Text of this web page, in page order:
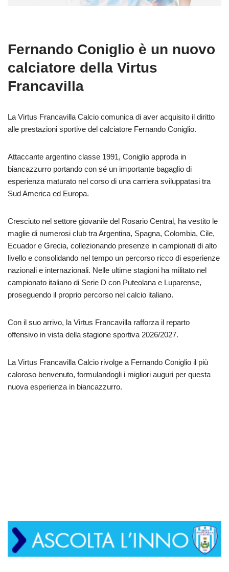
Fernando Coniglio è un nuovo
calciatore della Virtus
Francavilla
La Virtus Francavilla Calcio comunica di aver acquisito il diritto
alle prestazioni sportive del calciatore Fernando Coniglio.
Attaccante argentino classe 1991, Coniglio approda in
biancazzurro portando con sé un importante bagaglio di
esperienza maturato nel corso di una carriera sviluppatasi tra
Sud America ed Europa.
Cresciuto nel settore giovanile del Rosario Central, ha vestito le
maglie di numerosi club tra Argentina, Spagna, Colombia, Cile,
Ecuador e Grecia, collezionando presenze in campionati di alto
livello e consolidando nel tempo un percorso ricco di esperienze
nazionali e internazionali. Nelle ultime stagioni ha militato nel
campionato italiano di Serie D con Puteolana e Luparense,
proseguendo il proprio percorso nel calcio italiano.
Con il suo arrivo, la Virtus Francavilla rafforza il reparto
offensivo in vista della stagione sportiva 2026/2027.
La Virtus Francavilla Calcio rivolge a Fernando Coniglio il più
caloroso benvenuto, formulandogli i migliori auguri per questa
nuova esperienza in biancazzurro.